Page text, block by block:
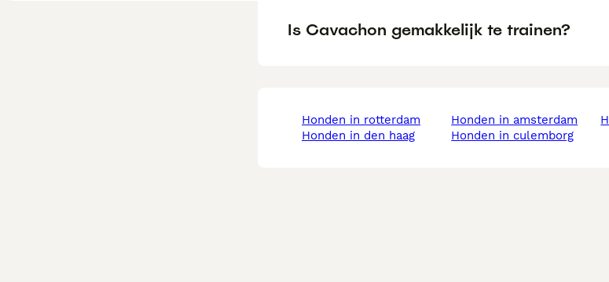
Is Cavachon gemakkelijk te trainen?
honden in rotterdam
honden in den haag
honden in amsterdam
honden in culemborg